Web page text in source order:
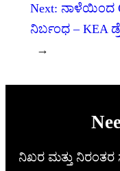
Next: ನಾಳೆಯಿಂದ
ನಿರ್ಬಂಧ – KEA
→
ನಿಖರ ಮತ್ತು ನಿರಂತರ